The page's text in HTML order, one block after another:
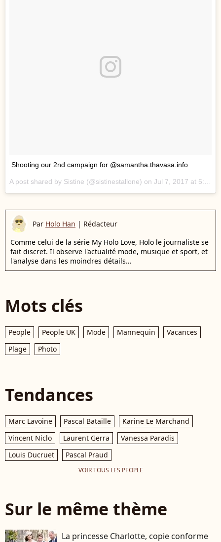
Shooting our 2nd campaign for @samantha.thavasa.info
A post shared by Sistine (@sistinestallone) on Jul 7, 2017 at 5:24pm PDT
Par Holo Han | Rédacteur
Comme celui de la série My Holo Love, Holo le journaliste se
fait discret. Il observe l'actualité mode, musique et sport, et
l'analyse dans les moindres détails…
Mots clés
People People UK Mode Mannequin
Vacances
Plage
Photo
Tendances
Marc Lavoine Pascal Bataille
Karine Le Marchand
Vincent Niclo
Laurent Gerra
Vanessa Paradis
Louis Ducruet
Pascal Praud
VOIR TOUS LES PEOPLE
Sur le même thème
La princesse Charlotte, copie conforme